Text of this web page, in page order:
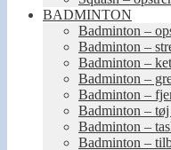
BADMINTON
Badminton –
Badminton –
Badminton –
Badminton –
Badminton –
Badminton – tøj
Badminton –
Badminton –